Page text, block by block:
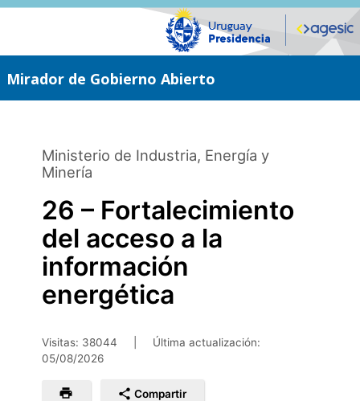
Saltar
Mirador de Gobierno Abierto
Ministerio de Industria, Energía y
Minería
26 – Fortalecimiento
del acceso a la
información
energética
Visitas: 38044
Última actualización:
05/08/2026
Compartir